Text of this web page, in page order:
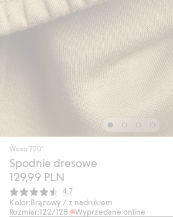
Woxo 720°
Spodnie dresowe
129,99 PLN
Średnia ocena:
4.7
Kolor:Brązowy / z nadrukiem
Rozmiar:122/128 Wyprzedane online